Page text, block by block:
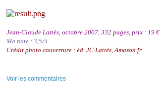
Jean-Claude Lattès, octobre 2007, 332 pages, prix : 19 €
Ma note : 3,5/5
Crédit photo couverture : éd. JC Lattès, Amazon.fr
Voir les commentaires